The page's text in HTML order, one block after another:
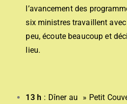
l’avancement des
six ministres travaillent
peu, écoute beaucoup et
lieu.
13 h : Dîner au » Petit